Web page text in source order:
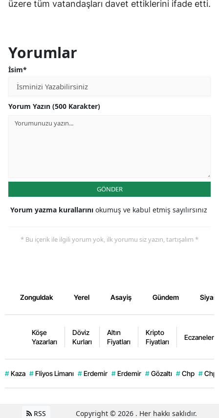
üzere tüm vatandaşları davet ettiklerini ifade etti.
Yorumlar
İsim*
Yorum Yazın (500 Karakter)
GÖNDER
Yorum yazma kurallarını okumuş ve kabul etmiş sayılırsınız
* Bu içerik ile ilgili yorum yok, ilk yorumu siz yazın, tartışalım *
Zonguldak Yerel Asayiş Gündem
Köşe
Yazarları
Döviz
Kurları
Altın
Fiyatları
Kripto
Fiyatları
Eczaneler
# Kaza # Fliyos Limanı # Erdemir # Erdemir # Gözaltı # Chp # Chp
RSS Copyright © 2026 . Her hakkı saklıdır.